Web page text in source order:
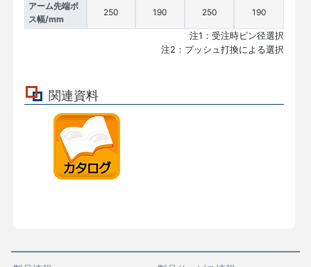
アーム先端ボ
ス幅/mm
250 190 250 190
注1：受注時ピン径選択
注2：プッシュ打換による選択
関連資料